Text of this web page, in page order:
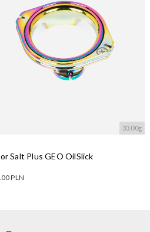
33.00g
Salt Plus GEO OilSlick
PLN